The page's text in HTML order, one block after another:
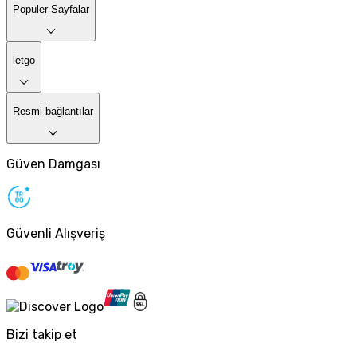
Popüler Sayfalar
letgo
Resmi bağlantılar
Güven Damgası
Güvenli Alışveriş
Bizi takip et